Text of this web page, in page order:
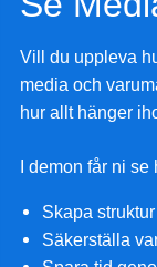
Vill du uppleva
media och
hur allt hänger
I demon får ni se
Skapa
Säkerställa